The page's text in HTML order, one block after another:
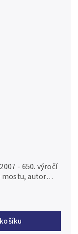
- 650. výročí
mostu, autor
PROOF Ag